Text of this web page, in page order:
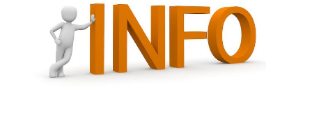
Informacije javnega značaja
Vizitka občine
Javni razpisi, natečaji, namere...
Projekti in investicije